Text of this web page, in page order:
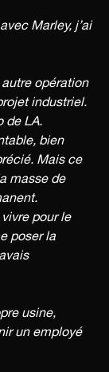
Marley, j’ai
opération
industriel.
de LA.
bien
Mais ce
masse de
vivre pour le
poser la
usine,
un employé